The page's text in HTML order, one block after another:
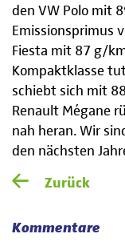
den VW Polo mit
Emissionsprimus
Fiesta mit 87 g/
Kompaktklasse
schiebt sich mit
Renault Mégane
nah heran. Wir
den nächsten
Zurück
Kommentare